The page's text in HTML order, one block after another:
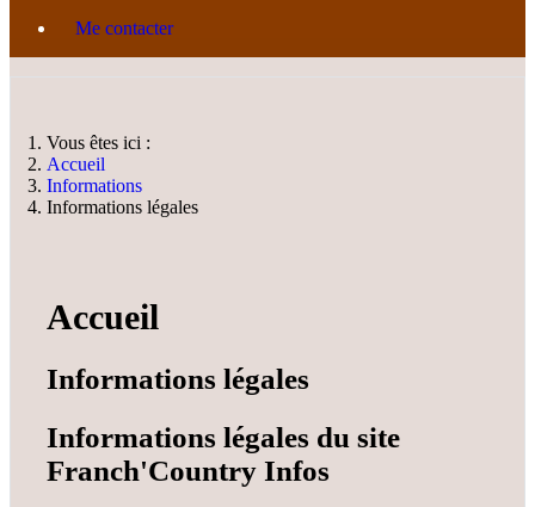
Me contacter
Vous êtes ici :
Accueil
Informations
Informations légales
Accueil
Informations légales
Informations légales du site
Franch'Country Infos